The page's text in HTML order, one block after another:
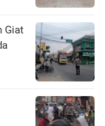
Giat